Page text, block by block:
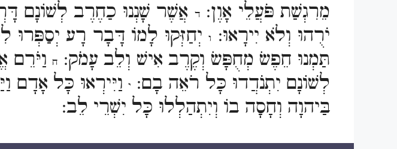
מֵרִגְשַׁת פֹּעֲלֵי אָוֶן:ד אֲשֶׁר שָׁנְנוּ כַחֶרֶב לְשׁוֹנָם
יֹרֻהוּ וְלֹא יִירָאוּ:
ויְחַזְּקוּ לָמוֹ דָּבָר רָע יְסַפְּרוּ
תַּמְנוּ חֵפֶשׂ מְחֻפָּשׂ וְקֶרֶב אִישׁ וְלֵב עָמֹק: חוַיֹּרֵם
לְשׁוֹנָם יִתְנֹדֲדוּ כָּל רֹאֵה בָם: יוַיִּירְאוּ כָּל אָדָם
בַּיהוָה וְחָסָה בוֹ וְיִתְהַלְלוּ כָּל יִשְׁרֵי לֵב: